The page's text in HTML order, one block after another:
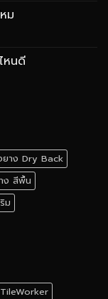
ม
หนดี
ยาง Dry Back
ง สีพื้น
ม
TileWorker